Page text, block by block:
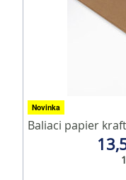
Novinka
Baliaci papier